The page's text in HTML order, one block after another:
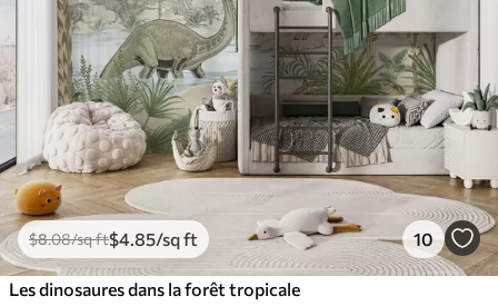
$8.08/sq ft$4 .85/sq ft 10
Les dinosaures dans la forêt tropicale